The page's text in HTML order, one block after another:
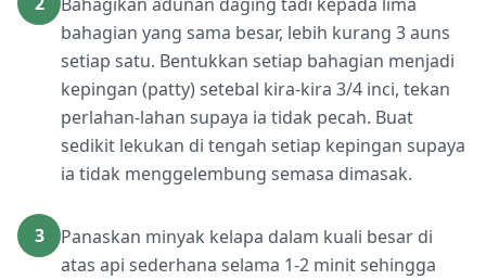
bahagian yang sama besar, lebih kurang 3 auns
setiap satu. Bentukkan setiap bahagian menjadi
kepingan (patty) setebal kira-kira 3/4 inci, tekan
perlahan-lahan supaya ia tidak pecah. Buat
sedikit lekukan di tengah setiap kepingan supaya
ia tidak menggelembung semasa dimasak.
3
Panaskan minyak kelapa dalam kuali besar di
atas api sederhana selama 1-2 minit sehingga